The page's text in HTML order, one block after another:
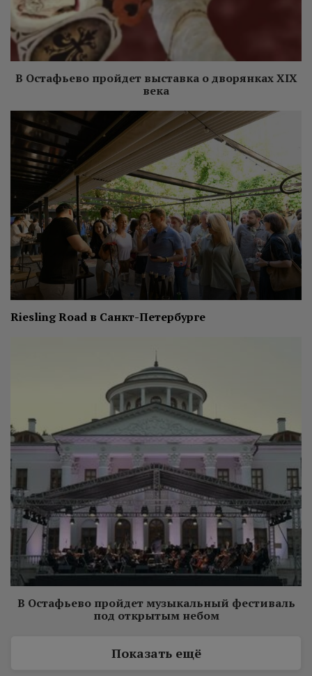
В Остафьево пройдет выставка о дворянках XIX
века
Riesling Road в Санкт-Петербурге
В Остафьево пройдет музыкальный фестиваль
под открытым небом
Показать ещё